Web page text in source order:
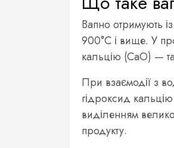
Вапно отримують
900°C і вище. У
кальцію (CaO) —
При взаємодії з
гідроксид
виділенням
продукту.